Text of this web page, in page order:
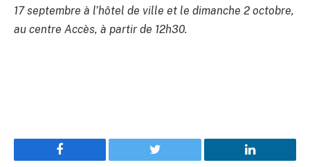
17 septembre à l’hôtel de ville et le dimanche 2 octobre,
au centre Accès, à partir de 12h30.
Facebook Twitter LinkedIn